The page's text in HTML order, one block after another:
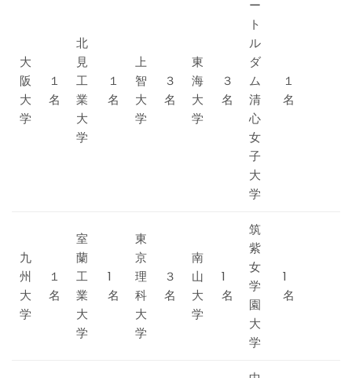
大
阪
大
学
１
名
北
見
工
業
大
学
１
名
上
智
大
学
３
名
東
海
大
学
３
名
ー
ト
ル
ダ
ム
清
心
女
子
大
学
１
名
九
州
大
学
１
名
室
蘭
工
業
大
学
1
名
東
京
理
科
大
学
３
名
南
山
大
学
1
名
筑
紫
女
学
園
大
学
1
名